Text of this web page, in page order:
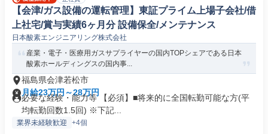
【会津/ガス設備の運転管理】東証プライム上場子会社/借
上社宅/賞与実績6ヶ月分 設備保全/メンテナンス
日本酸素エンジニアリング株式会社
産業・電子・医療用ガスサプライヤーの国内TOPシェアである日本
酸素ホールディングスの国内事...
福島県会津若松市
月給23万円～28万円
必要な経験・能力等 【必須】■将来的に全国転勤可能な方(平
均転勤回数1.5回) ※下記...
業界未経験歓迎 +4個